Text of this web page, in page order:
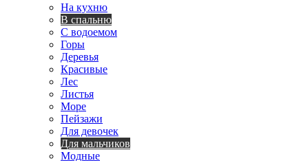
На кухню
В спальню
С водоемом
Горы
Деревья
Красивые
Лес
Листья
Море
Пейзажи
Для девочек
Для мальчиков
Модные